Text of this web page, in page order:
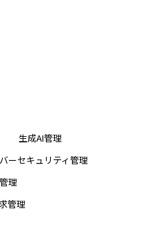
生成AI管理
ーセキュリティ管理
理
管理